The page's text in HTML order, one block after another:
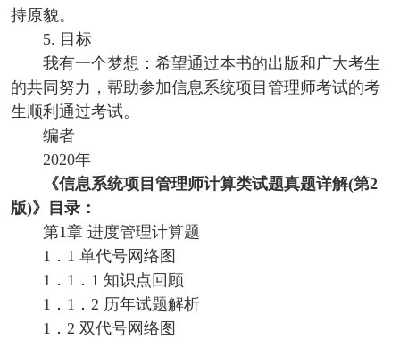
持原貌。
5. 目标
我有一个梦想：希望通过本书的出版和广大考生
的共同努力，帮助参加信息系统项目管理师考试的考
生顺利通过考试。
编者
2020年
《信息系统项目管理师计算类试题真题详解(第2
版)》目录：
第1章 进度管理计算题
1．1 单代号网络图
1．1．1 知识点回顾
1．1．2 历年试题解析
1．2 双代号网络图